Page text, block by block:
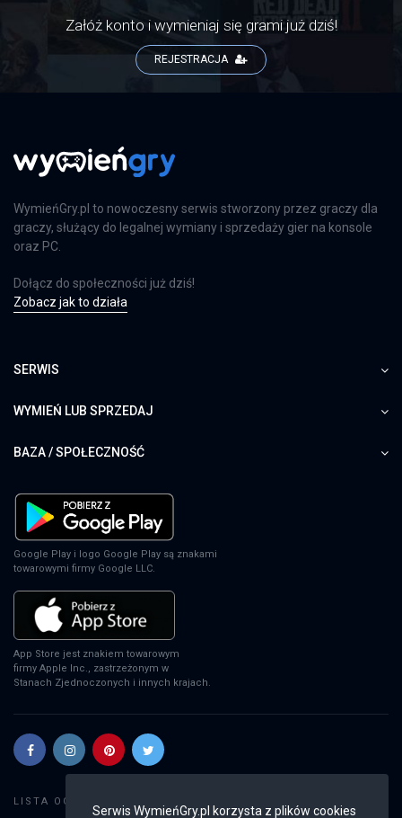
Serwis WymieńGry.pl korzysta z plików cookies
Załóż konto i wymieniaj się grami już dziś!
REJESTRACJA
WymieńGry.pl to nowoczesny serwis stworzony przez graczy dla
graczy, służący do legalnej wymiany i sprzedaży gier na konsole
oraz PC.
Dołącz do społeczności już dziś!
Zobacz jak to działa
SERWIS
WYMIEŃ LUB SPRZEDAJ
BAZA / SPOŁECZNOŚĆ
Google Play i logo Google Play są znakami
towarowymi firmy Google LLC.
App Store jest znakiem towarowym
firmy Apple Inc., zastrzeżonym w
Stanach Zjednoczonych i innych krajach.
LISTA OGŁOSZEŃ: